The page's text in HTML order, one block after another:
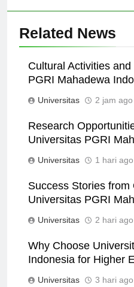
Related News
Cultural Activities
PGRI Mahadewa
Universitas 2 jam ago
Research
Universitas PGRI
Universitas 1 hari ago
Success Stories from
Universitas PGRI
Universitas 2 hari ago
Why Choose
Indonesia for Higher
Universitas 3 hari ago